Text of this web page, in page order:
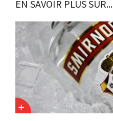
EN SAVOIR PLUS SUR...